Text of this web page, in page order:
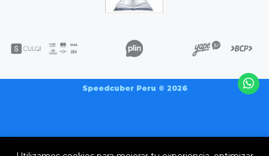
Speedcuber Peru © 2026